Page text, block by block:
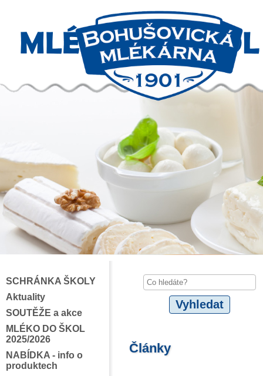
SCHRÁNKA ŠKOLY
Aktuality
SOUTĚŽE a akce
MLÉKO DO ŠKOL
2025/2026
NABÍDKA - info o
produktech
Články